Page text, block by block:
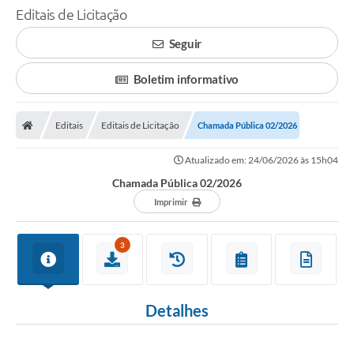
Administração
Editais
Previdência
Transparência
Secretarias
Ouvidoria
Serviços
Editais de Licitação
Seguir
Boletim informativo
Editais Editais de Licitação Chamada Pública 02/2026
Atualizado em: 24/06/2026 às 15h04
Chamada Pública 02/2026
Imprimir
3
Detalhes